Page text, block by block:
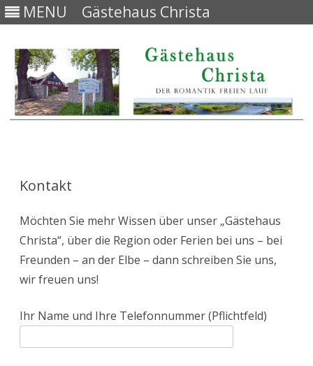
MENU Gästehaus Christa
Kontakt
Möchten Sie mehr Wissen über unser „Gästehaus
Christa“, über die Region oder Ferien bei uns – bei
Freunden – an der Elbe – dann schreiben Sie uns,
wir freuen uns!
Ihr Name und Ihre Telefonnummer (Pflichtfeld)